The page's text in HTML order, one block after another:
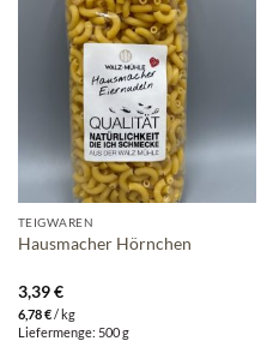
TEIGWAREN
Hausmacher Hörnchen
3,39€
6,78€/kg
Liefermenge: 500 g